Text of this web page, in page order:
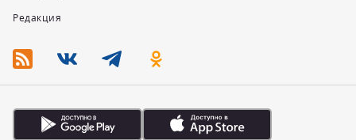
Редакция